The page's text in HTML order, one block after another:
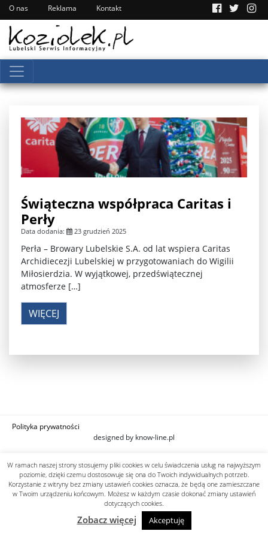
O nas Reklama Kontakt
Świąteczna współpraca Caritas i
Perły
Data dodania: 23 grudzień 2025
Perła – Browary Lubelskie S.A. od lat wspiera Caritas
Archidiecezji Lubelskiej w przygotowaniach do Wigilii
Miłosierdzia. W wyjątkowej, przedświątecznej
atmosferze […]
WIĘCEJ
Polityka prywatności
designed by know-line.pl
W ramach naszej strony stosujemy pliki cookies w celu świadczenia usług na najwyższym
poziomie, dzięki czemu dostosowuje się ona do Twoich indywidualnych potrzeb.
Korzystanie z witryny bez zmiany ustawień cookies oznacza, że będą one zamieszczane
w Twoim urządzeniu końcowym. Możesz w każdym czasie dokonać zmiany ustawień
dotyczących cookies.
Zobacz więcej Akceptuję